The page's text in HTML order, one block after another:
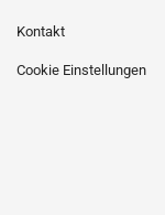
Kontakt
Cookie Einstellungen